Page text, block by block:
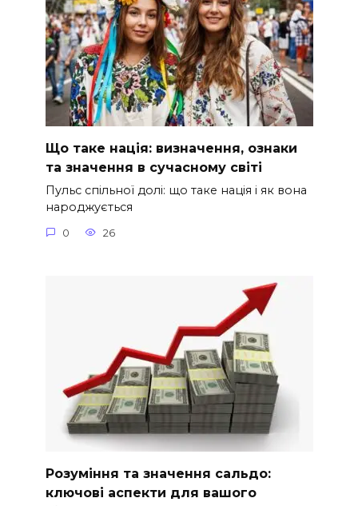
Що таке нація: визначення, ознаки
та значення в сучасному світі
Пульс спільної долі: що таке нація і як вона
народжується
0 26
Розуміння та значення сальдо:
ключові аспекти для вашого